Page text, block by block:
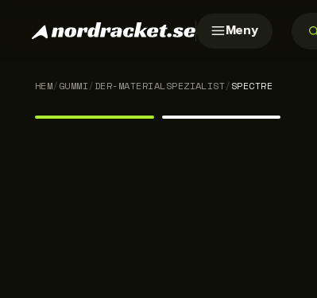
Meny
HEM/GUMMI/DER-MATERIALSPEZIALIST/SPECTRE